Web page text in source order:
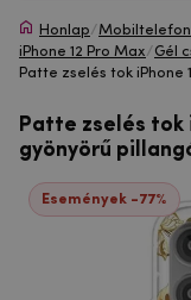
Honlap/
iPhone 12 Pro Max/Gél
Patte zselés tok iPhone
Patte zselés tok
gyönyörű
Események -77%